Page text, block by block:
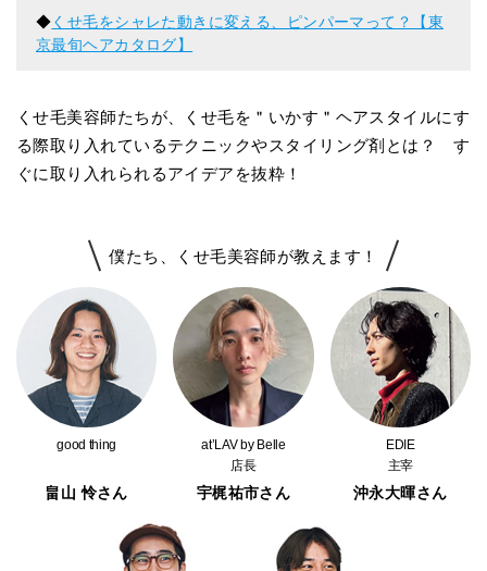
◆くせ毛をシャレた動きに変える、ピンパーマって？【東
京最旬ヘアカタログ】
くせ毛美容師たちが、くせ毛を＂いかす＂ヘアスタイルにす
る際取り入れているテクニックやスタイリング剤とは？ す
ぐに取り入れられるアイデアを抜粋！
僕たち、くせ毛美容師が教えます！
good thing
畠山 怜さん
at’LAV by Belle
店長
宇梶祐市さん
EDIE
主宰
沖永大暉さん